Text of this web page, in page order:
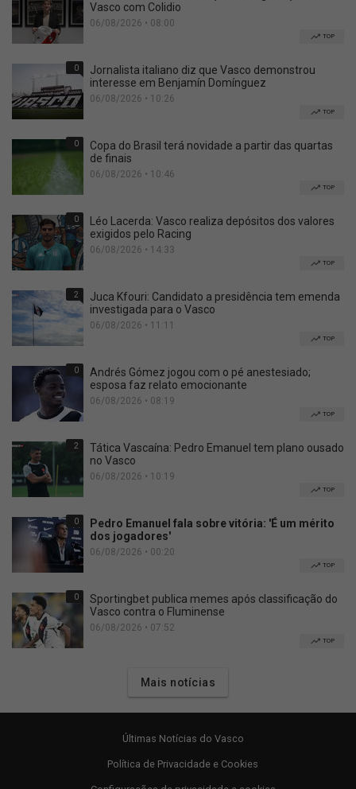
Vasco com Colidio
06/08/2026 • 08:00
TOP
0
Jornalista italiano diz que Vasco demonstrou
interesse em Benjamín Domínguez
06/08/2026 • 10:26
TOP
0
Copa do Brasil terá novidade a partir das quartas
de finais
06/08/2026 • 10:46
TOP
0
Léo Lacerda: Vasco realiza depósitos dos valores
exigidos pelo Racing
06/08/2026 • 14:33
TOP
2
Juca Kfouri: Candidato a presidência tem emenda
investigada para o Vasco
06/08/2026 • 11:11
TOP
0
Andrés Gómez jogou com o pé anestesiado;
esposa faz relato emocionante
06/08/2026 • 08:19
TOP
2
Tática Vascaína: Pedro Emanuel tem plano ousado
no Vasco
06/08/2026 • 10:19
TOP
0
Pedro Emanuel fala sobre vitória: 'É um mérito
dos jogadores'
06/08/2026 • 00:20
TOP
0
Sportingbet publica memes após classificação do
Vasco contra o Fluminense
06/08/2026 • 07:52
TOP
Mais notícias
Últimas Notícias do Vasco
Política de Privacidade e Cookies